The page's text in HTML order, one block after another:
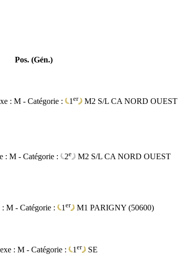
Pos. (Gén.)
: M - Catégorie : 1 er M2 S/L CA NORD OUEST
: M - Catégorie : 2e M2 S/L CA NORD OUEST
: M - Catégorie : 1 er M1 PARIGNY (50600)
: M - Catégorie : 1 er
SE